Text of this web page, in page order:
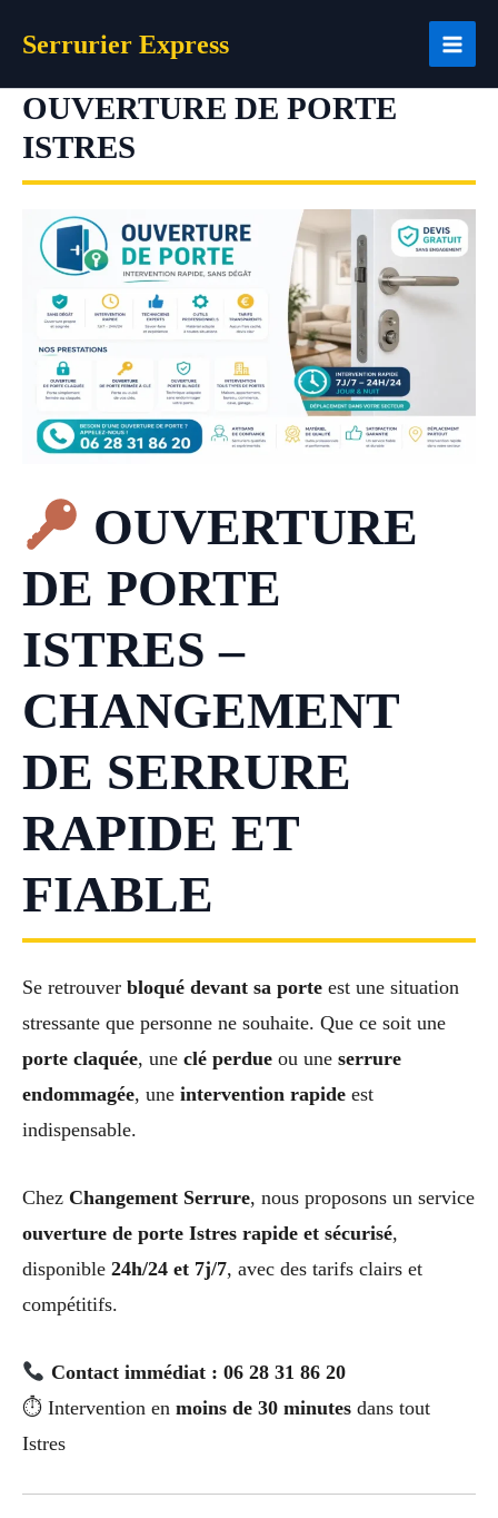
Serrurier Express
OUVERTURE DE PORTE
ISTRES
OUVERTURE
DE PORTE
ISTRES –
CHANGEMENT
DE SERRURE
RAPIDE ET
FIABLE
Se retrouver bloqué devant sa porte est une situation
stressante que personne ne souhaite. Que ce soit une
porte claquée, une clé perdue ou une serrure
endommagée, une intervention rapide est
indispensable.
Chez Changement Serrure, nous proposons un service
ouverture de porte Istres rapide et sécurisé,
disponible 24h/24 et 7j/7, avec des tarifs clairs et
compétitifs.
Contact immédiat : 06 28 31 86 20
⏱ Intervention en moins de 30 minutes dans tout
Istres